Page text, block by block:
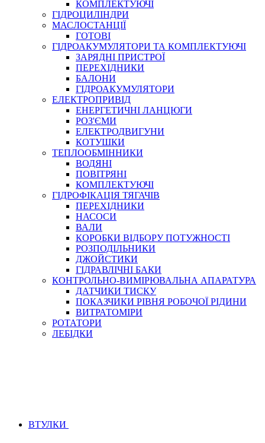
СПЕЦІАЛЬНІ
ГЕРМЕТИКИ
КЛЕЇ, ЦЕМЕНТИ, ЕПОКСИДКИ
РЕМОНТ ГІДРОЦИЛІНДРІВ
БОРЕКС, ЕО
КОМПЛЕКТУЮЧІ
ГІДРОЦИЛІНДРИ
МАСЛОСТАНЦІЇ
ГОТОВІ
ГІДРОАКУМУЛЯТОРИ ТА КОМПЛЕКТУЮЧІ
ЗАРЯДНІ ПРИСТРОЇ
ПЕРЕХІДНИКИ
БАЛОНИ
ГІДРОАКУМУЛЯТОРИ
ЕЛЕКТРОПРИВІД
ЕНЕРГЕТИЧНІ ЛАНЦЮГИ
РОЗ'ЄМИ
ЕЛЕКТРОДВИГУНИ
КОТУШКИ
ТЕПЛООБМІННИКИ
ВОДЯНІ
ПОВІТРЯНІ
КОМПЛЕКТУЮЧІ
ГІДРОФІКАЦІЯ ТЯГАЧІВ
ПЕРЕХІДНИКИ
НАСОСИ
ВАЛИ
КОРОБКИ ВІДБОРУ ПОТУЖНОСТІ
РОЗПОДІЛЬНИКИ
ДЖОЙСТИКИ
ГІДРАВЛІЧНІ БАКИ
КОНТРОЛЬНО-ВИМІРЮВАЛЬНА АПАРАТУРА
ДАТЧИКИ ТИСКУ
ПОКАЗЧИКИ РІВНЯ РОБОЧОЇ РІДИНИ
ВИТРАТОМІРИ
РОТАТОРИ
ЛЕБІДКИ
ВТУЛКИ